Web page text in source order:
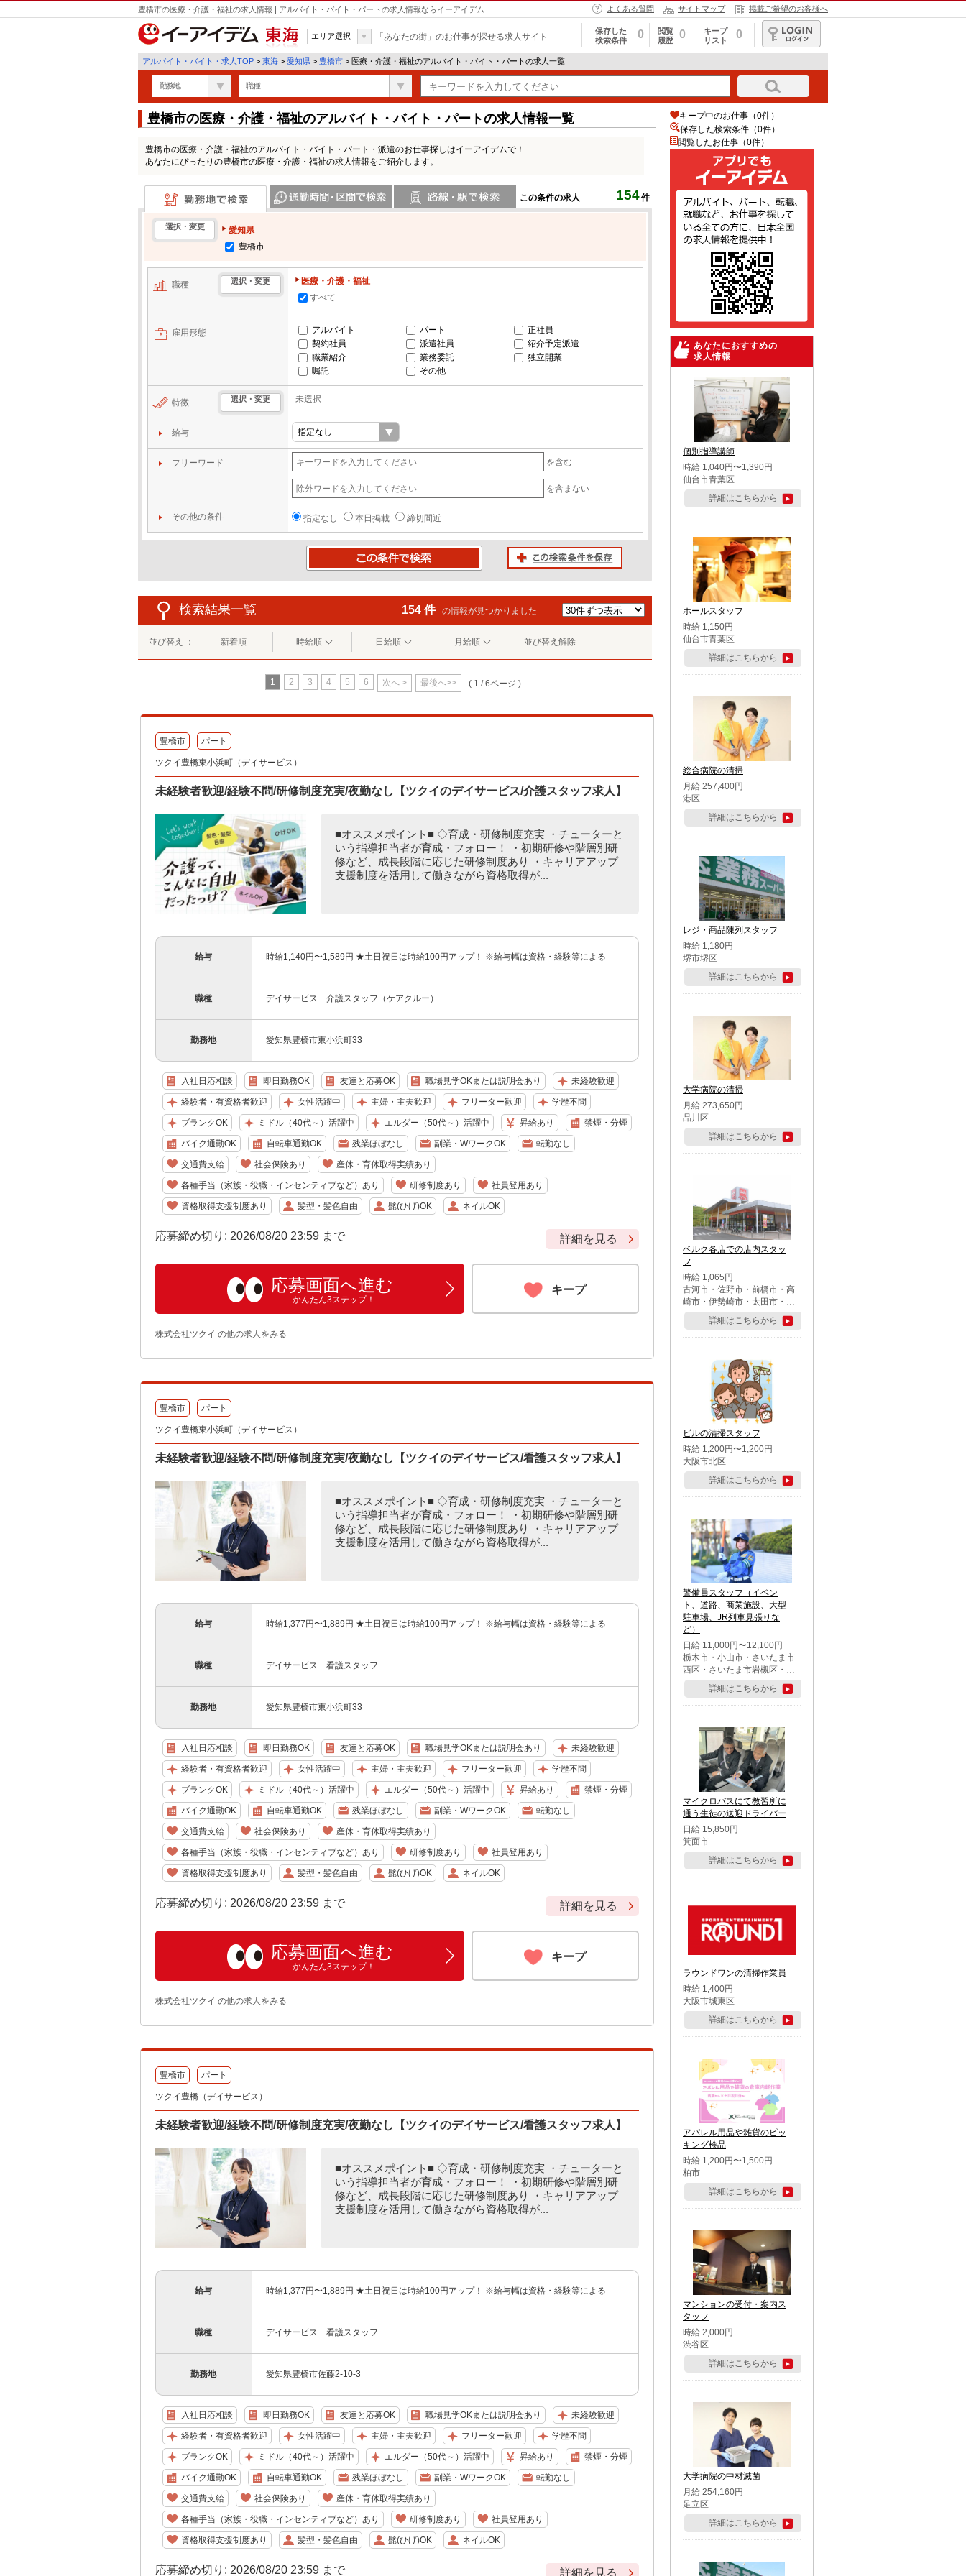
豊橋市の医療・介護・福祉の求人情報 | アルバイト・バイト・パートの求人情報ならイーアイデム よくある質問 サイトマップ 掲載ご希望のお客様へ
東海
エリア選択 「あなたの街」のお仕事が探せる求人サイト
保存した
検索条件
0
閲覧
履歴
0
キープ
リスト
0
ログイン
アルバイト・バイト・求人TOP > 東海 > 愛知県 > 豊橋市 > 医療・介護・福祉のアルバイト・バイト・パートの求人一覧
勤務地 職種
豊橋市の医療・介護・福祉のアルバイト・バイト・パートの求人情報一覧
豊橋市の医療・介護・福祉のアルバイト・バイト・パート・派遣のお仕事探しはイーアイデムで！
あなたにぴったりの豊橋市の医療・介護・福祉の求人情報をご紹介します。
この条件の求人 154件
勤務地で検索
選択・変更
愛知県
豊橋市
職種 選択・変更
医療・介護・福祉
すべて
雇用形態 アルバイト パート
正社員
契約社員
派遣社員
紹介予定派遣
職業紹介
業務委託
独立開業
嘱託
その他
特徴 選択・変更 未選択
給与
フリーワード を含む
を含まない
その他の条件 指定なし 本日掲載 締切間近
検索結果一覧 154 件 の情報が見つかりました
並び替え ： 新着順 時給順 日給順 月給順 並び替え解除
1 2 3 4 5 6 次へ > 最後へ>> ( 1 / 6ページ )
豊橋市 パート
ツクイ豊橋東小浜町（デイサービス）
未経験者歓迎/経験不問/研修制度充実/夜勤なし【ツクイのデイサービス/介護スタッフ求人】
■オススメポイント■ ◇育成・研修制度充実 ・チューターと
いう指導担当者が育成・フォロー！ ・初期研修や階層別研
修など、成長段階に応じた研修制度あり ・キャリアアップ
支援制度を活用して働きながら資格取得が...
給与 時給1,140円〜1,589円 ★土日祝日は時給100円アップ！ ※給与幅は資格・経験等による
職種 デイサービス 介護スタッフ（ケアクルー）
勤務地 愛知県豊橋市東小浜町33
入社日応相談 即日勤務OK 友達と応募OK 職場見学OKまたは説明会あり 未経験歓迎
経験者・有資格者歓迎 女性活躍中 主婦・主夫歓迎 フリーター歓迎 学歴不問
ブランクOK ミドル（40代～）活躍中 エルダー（50代～）活躍中 昇給あり 禁煙・分煙
バイク通勤OK 自転車通勤OK 残業ほぼなし 副業・WワークOK 転勤なし
交通費支給 社会保険あり 産休・育休取得実績あり
各種手当（家族・役職・インセンティブなど）あり 研修制度あり 社員登用あり
資格取得支援制度あり 髪型・髪色自由 髭(ひげ)OK ネイルOK
応募締め切り: 2026/08/20 23:59 まで 詳細を見る
応募画面へ進む
かんたん3ステップ！
キープ
株式会社ツクイ の他の求人をみる
豊橋市 パート
ツクイ豊橋東小浜町（デイサービス）
未経験者歓迎/経験不問/研修制度充実/夜勤なし【ツクイのデイサービス/看護スタッフ求人】
■オススメポイント■ ◇育成・研修制度充実 ・チューターと
いう指導担当者が育成・フォロー！ ・初期研修や階層別研
修など、成長段階に応じた研修制度あり ・キャリアアップ
支援制度を活用して働きながら資格取得が...
給与 時給1,377円〜1,889円 ★土日祝日は時給100円アップ！ ※給与幅は資格・経験等による
職種 デイサービス 看護スタッフ
勤務地 愛知県豊橋市東小浜町33
入社日応相談 即日勤務OK 友達と応募OK 職場見学OKまたは説明会あり 未経験歓迎
経験者・有資格者歓迎 女性活躍中 主婦・主夫歓迎 フリーター歓迎 学歴不問
ブランクOK ミドル（40代～）活躍中 エルダー（50代～）活躍中 昇給あり 禁煙・分煙
バイク通勤OK 自転車通勤OK 残業ほぼなし 副業・WワークOK 転勤なし
交通費支給 社会保険あり 産休・育休取得実績あり
各種手当（家族・役職・インセンティブなど）あり 研修制度あり 社員登用あり
資格取得支援制度あり 髪型・髪色自由 髭(ひげ)OK ネイルOK
応募締め切り: 2026/08/20 23:59 まで 詳細を見る
応募画面へ進む
かんたん3ステップ！
キープ
株式会社ツクイ の他の求人をみる
豊橋市 パート
ツクイ豊橋（デイサービス）
未経験者歓迎/経験不問/研修制度充実/夜勤なし【ツクイのデイサービス/看護スタッフ求人】
■オススメポイント■ ◇育成・研修制度充実 ・チューターと
いう指導担当者が育成・フォロー！ ・初期研修や階層別研
修など、成長段階に応じた研修制度あり ・キャリアアップ
支援制度を活用して働きながら資格取得が...
給与 時給1,377円〜1,889円 ★土日祝日は時給100円アップ！ ※給与幅は資格・経験等による
職種 デイサービス 看護スタッフ
勤務地 愛知県豊橋市佐藤2-10-3
入社日応相談 即日勤務OK 友達と応募OK 職場見学OKまたは説明会あり 未経験歓迎
経験者・有資格者歓迎 女性活躍中 主婦・主夫歓迎 フリーター歓迎 学歴不問
ブランクOK ミドル（40代～）活躍中 エルダー（50代～）活躍中 昇給あり 禁煙・分煙
バイク通勤OK 自転車通勤OK 残業ほぼなし 副業・WワークOK 転勤なし
交通費支給 社会保険あり 産休・育休取得実績あり
各種手当（家族・役職・インセンティブなど）あり 研修制度あり 社員登用あり
資格取得支援制度あり 髪型・髪色自由 髭(ひげ)OK ネイルOK
応募締め切り: 2026/08/20 23:59 まで 詳細を見る
キープ中のお仕事（0件）
保存した検索条件（0件）
閲覧したお仕事（0件）
あなたにおすすめの
求人情報
個別指導講師
時給 1,040円〜1,390円
仙台市青葉区
詳細はこちらから
ホールスタッフ
時給 1,150円
仙台市青葉区
詳細はこちらから
総合病院の清掃
月給 257,400円
港区
詳細はこちらから
レジ・商品陳列スタッフ
時給 1,180円
堺市堺区
詳細はこちらから
大学病院の清掃
月給 273,650円
品川区
詳細はこちらから
ベルク各店での店内スタッ
フ
時給 1,065円
古河市・佐野市・前橋市・高
崎市・伊勢崎市・太田市・館
林市・藤岡市・大泉町・さい
たま市北区・川越市・熊谷
市・行田市・秩父市・所沢
市・鶴ケ島市・千葉市中央
区・市川市・松戸市・習志野
市・柏市・流山市・八千代
市・足立区・江戸川区・八王
子市・町田市
詳細はこちらから
ビルの清掃スタッフ
時給 1,200円〜1,200円
大阪市北区
詳細はこちらから
警備員スタッフ（イベン
ト、道路、商業施設、大型
駐車場、JR列車見張りな
ど）
日給 11,000円〜12,100円
栃木市・小山市・さいたま市
西区・さいたま市岩槻区・久
喜市・蓮田市
詳細はこちらから
マイクロバスにて教習所に
通う生徒の送迎ドライバー
日給 15,850円
箕面市
詳細はこちらから
ラウンドワンの清掃作業員
時給 1,400円
大阪市城東区
詳細はこちらから
アパレル用品や雑貨のピッ
キング検品
時給 1,200円〜1,500円
柏市
詳細はこちらから
マンションの受付・案内ス
タッフ
時給 2,000円
渋谷区
詳細はこちらから
大学病院の中材滅菌
月給 254,160円
足立区
詳細はこちらから